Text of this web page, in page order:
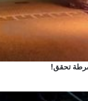
تحقق!